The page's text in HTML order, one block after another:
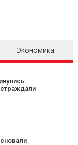
Экономика